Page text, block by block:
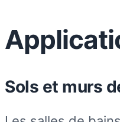
Sols et murs